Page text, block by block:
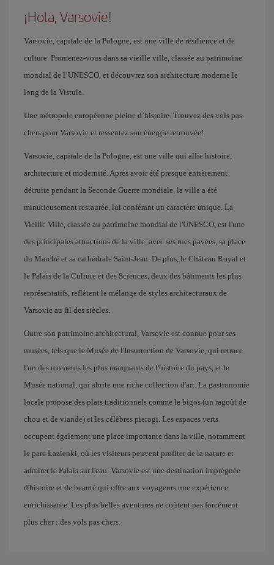
¡Hola, Varsovie!
Varsovie, capitale de la Pologne, est une ville de résilience et de
culture. Promenez-vous dans sa vieille ville, classée au patrimoine
mondial de l’UNESCO, et découvrez son architecture moderne le
long de la Vistule.
Une métropole européenne pleine d’histoire. Trouvez des vols pas
chers pour Varsovie et ressentez son énergie retrouvée!
Varsovie, capitale de la Pologne, est une ville qui allie histoire,
architecture et modernité. Après avoir été presque entièrement
détruite pendant la Seconde Guerre mondiale, la ville a été
minutieusement restaurée, lui conférant un caractère unique. La
Vieille Ville, classée au patrimoine mondial de l'UNESCO, est l'une
des principales attractions de la ville, avec ses rues pavées, sa place
du Marché et sa cathédrale Saint-Jean. De plus, le Château Royal et
le Palais de la Culture et des Sciences, deux des bâtiments les plus
représentatifs, reflètent le mélange de styles architecturaux de
Varsovie au fil des siècles.
Outre son patrimoine architectural, Varsovie est connue pour ses
musées, tels que le Musée de l'Insurrection de Varsovie, qui retrace
l'un des moments les plus marquants de l'histoire du pays, et le
Musée national, qui abrite une riche collection d'art. La gastronomie
locale propose des plats traditionnels comme le bigos (un ragoût de
chou et de viande) et les célèbres pierogi. Les espaces verts
occupent également une place importante dans la ville, notamment
le parc Łazienki, où les visiteurs peuvent profiter de la nature et
admirer le Palais sur l'eau. Varsovie est une destination imprégnée
d'histoire et de beauté qui offre aux voyageurs une expérience
enrichissante. Les plus belles aventures ne coûtent pas forcément
plus cher : des vols pas chers.